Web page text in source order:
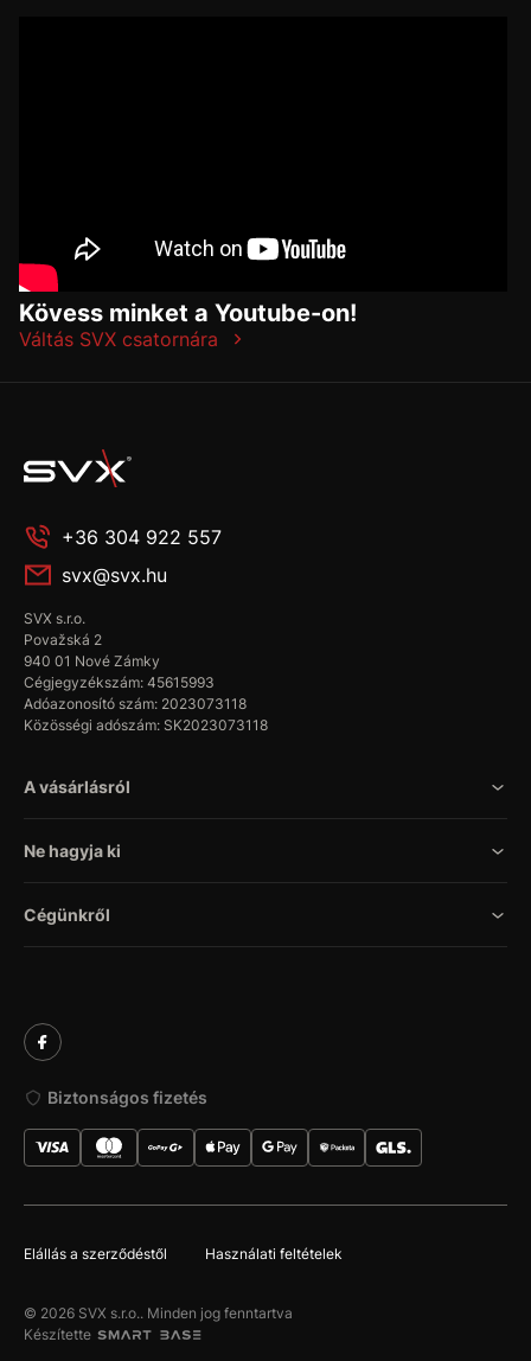
Kövess minket a Youtube-on!
Váltás SVX csatornára
+36 304 922 557
svx@svx.hu
SVX s.r.o.
Považská 2
940 01 Nové Zámky
Cégjegyzékszám: 45615993
Adóazonosító szám: 2023073118
Közösségi adószám: SK2023073118
A vásárlásról
Ne hagyja ki
Cégünkről
Biztonságos fizetés
© 2026 SVX s.r.o.. Minden jog fenntartva
Készítette
Elállás a szerződéstől Használati feltételek